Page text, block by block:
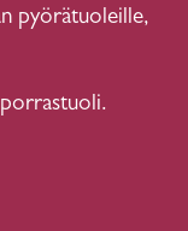
pyörätuoleille,